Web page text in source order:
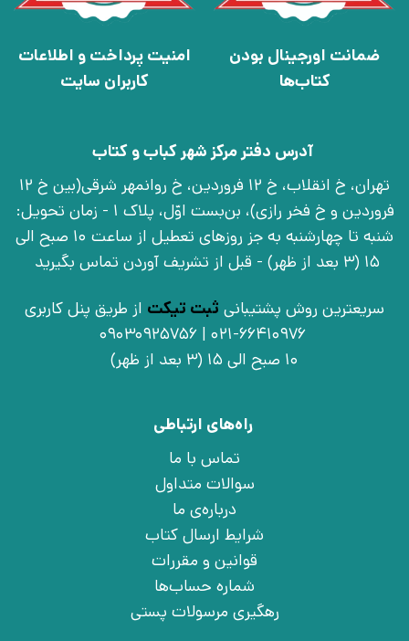
ضمانت اورجینال بودن
کتاب‌ها
امنیت پرداخت و اطلاعات
کاربران سایت
آدرس دفتر مرکز شهر کباب و کتاب
تهران، خ انقلاب، خ 12 فروردین، خ روانمهر شرقی(بین خ 12
فروردین و خ فخر رازی)، بن‌بست اوّل، پلاک 1 - زمان تحویل:
شنبه تا چهارشنبه به جز روزهای تعطیل از ساعت 10 صبح الی
15 (3 بعد از ظهر) - قبل از تشریف آوردن تماس بگیرید
سریعترین روش پشتیبانی ثبت تیکت از طریق پنل کاربری
021-66410976 | 09030925756
10 صبح الی 15 (3 بعد از ظهر)
راه‌های ارتباطی
تماس با ما
سوالات متداول
درباره‌ی ما
شرایط ارسال کتاب
قوانین و مقررات
شماره حساب‌ها
رهگیری مرسولات پستی